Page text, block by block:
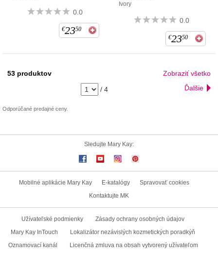
0.0
€2350
Ivory
0.0
€2350
53 produktov Zobraziť všetko
/ 4 Ďalšie
Odporúčané predajné ceny.
Sledujte Mary Kay:
Mobilné aplikácie Mary Kay E-katalógy
Spravovať cookies
Kontaktujte MK
Užívateľské podmienky
Zásady ochrany osobných údajov
Mary Kay InTouch
Lokalizátor nezávislých kozmetických poradkýň
Oznamovací kanál
Licenčná zmluva na obsah vytvorený užívateľom